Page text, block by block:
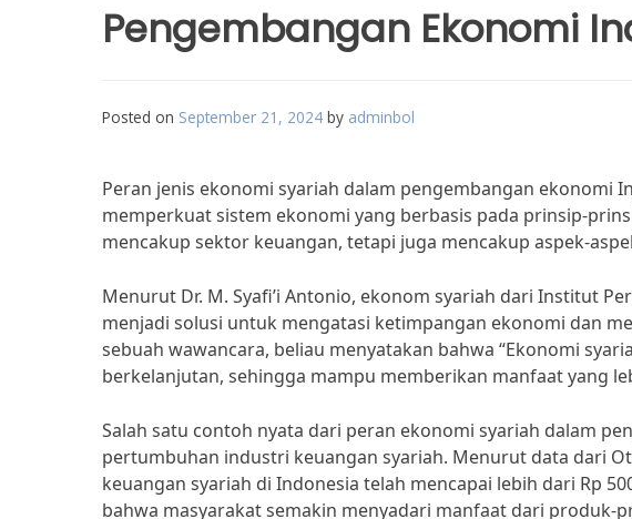
Pengembangan Ekonomi
Posted on September 21, 2024 by adminbol
Peran jenis ekonomi syariah dalam pengembangan ekonomi
memperkuat sistem ekonomi yang berbasis pada prinsip-
mencakup sektor keuangan, tetapi juga mencakup aspek-
Menurut Dr. M. Syafi’i Antonio, ekonom syariah dari Institut
menjadi solusi untuk mengatasi ketimpangan ekonomi dan
sebuah wawancara, beliau menyatakan bahwa “Ekonomi
berkelanjutan, sehingga mampu memberikan manfaat yang
Salah satu contoh nyata dari peran ekonomi syariah dalam
pertumbuhan industri keuangan syariah. Menurut data dari
keuangan syariah di Indonesia telah mencapai lebih dari Rp
bahwa masyarakat semakin menyadari manfaat dari produk-